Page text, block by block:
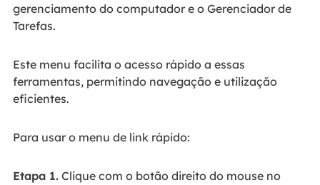
gerenciamento do computador e o Gerenciador de
Tarefas.
Este menu facilita o acesso rápido a essas
ferramentas, permitindo navegação e utilização
eficientes.
Para usar o menu de link rápido:
Etapa 1.Clique com o botão direito do mouse no